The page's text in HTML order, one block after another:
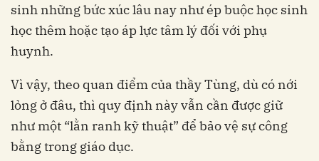
sinh những bức xúc lâu nay như ép buộc học sinh
học thêm hoặc tạo áp lực tâm lý đối với phụ
huynh.
Vì vậy, theo quan điểm của thầy Tùng, dù có nới
lỏng ở đâu, thì quy định này vẫn cần được giữ
như một “lằn ranh kỹ thuật” để bảo vệ sự công
bằng trong giáo dục.